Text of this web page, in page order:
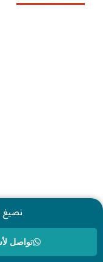
نصيغ
تواصل
كتابة المعاريض